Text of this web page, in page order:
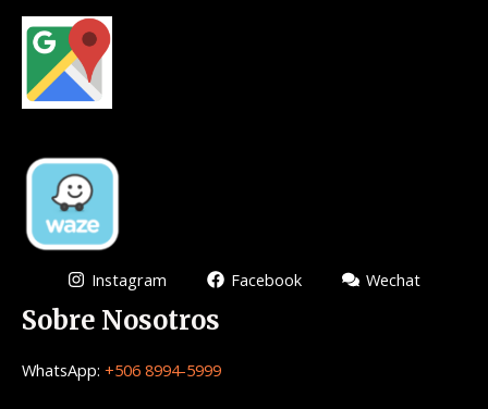
Instagram Facebook Wechat
Sobre Nosotros
WhatsApp: +506 8994-5999